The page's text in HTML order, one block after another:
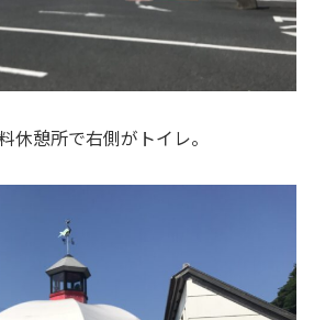
休憩所で右側がトイレ。